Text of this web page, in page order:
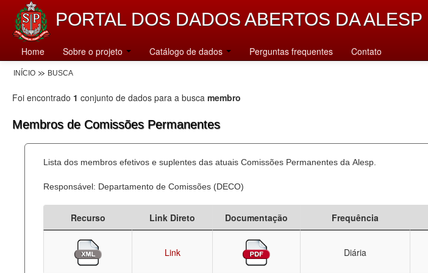
PORTAL DOS DADOS ABERTOS DA ALESP
Home Sobre o projeto Catálogo de dados Perguntas frequentes Contato
INÍCIO BUSCA
Foi encontrado 1 conjunto de dados para a busca membro
Membros de Comissões Permanentes
Lista dos membros efetivos e suplentes das atuais Comissões Permanentes da Alesp.
Responsável: Departamento de Comissões (DECO)
Recurso Link Direto Documentação Frequência
Link Diária